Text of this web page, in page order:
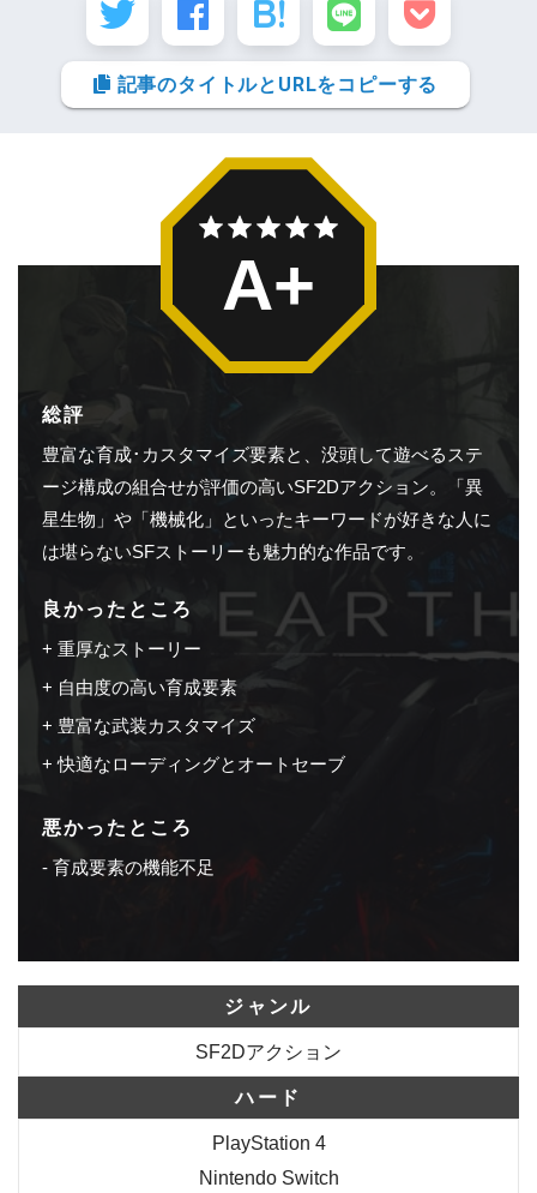
記事のタイトルとURLをコピーする
総評
豊富な育成･カスタマイズ要素と、没頭して遊べるステ
ージ構成の組合せが評価の高いSF2Dアクション。「異
星生物」や「機械化」といったキーワードが好きな人に
は堪らないSFストーリーも魅力的な作品です。
良かったところ
重厚なストーリー
自由度の高い育成要素
豊富な武装カスタマイズ
快適なローディングとオートセーブ
悪かったところ
育成要素の機能不足
A+
ジャンル
SF2Dアクション
ハード
PlayStation 4
Nintendo Switch